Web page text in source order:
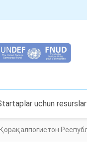
uchun resurslar